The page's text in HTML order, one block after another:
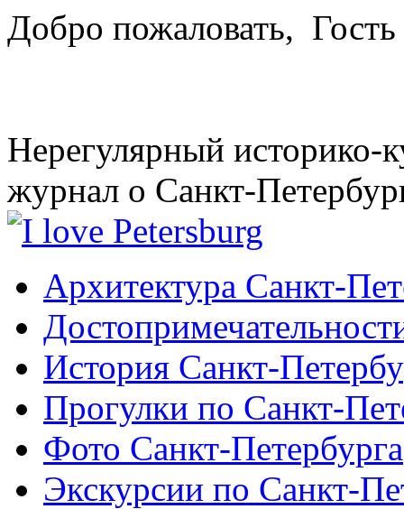
Добро пожаловать, Гость
Нерегулярный историко-
журнал о Санкт-
Архитектура Санкт-
История Санкт-
Прогулки по Санкт-
Фото Санкт-Петербурга
Экскурсии по Санкт-